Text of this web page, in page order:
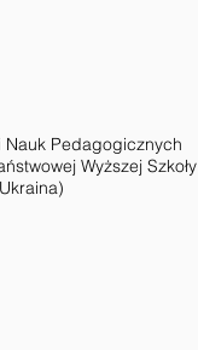
Pedagogicznych
Wyższej Szkoły